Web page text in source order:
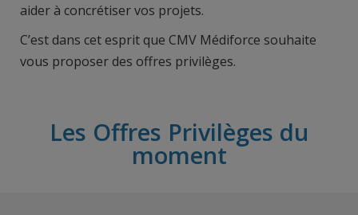
aider à concrétiser vos projets.
C’est dans cet esprit que CMV Médiforce souhaite
vous proposer des offres privilèges.
Les Offres Privilèges du
moment